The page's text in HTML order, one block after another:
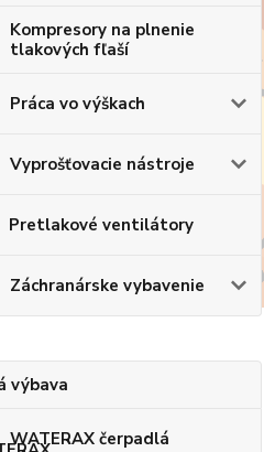
Kompresory na plnenie
tlakových fľaší
Práca vo výškach
Vyprošťovacie nástroje
Pretlakové ventilátory
Záchranárske vybavenie
výbava
WATERAX čerpadlá